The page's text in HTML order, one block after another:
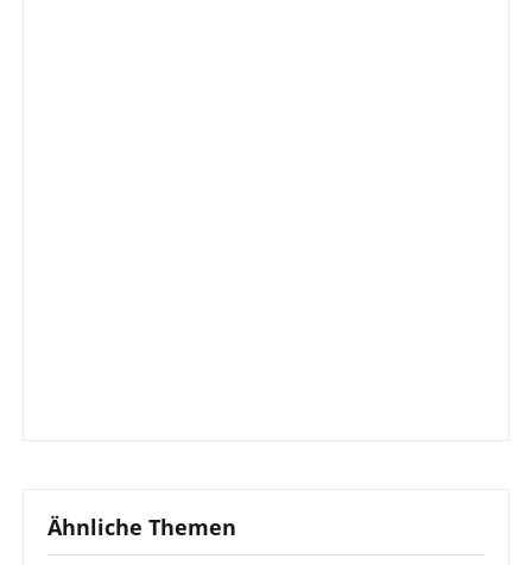
Ähnliche Themen